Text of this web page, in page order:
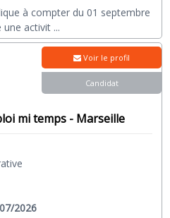
à compter du 01 septembre
une activit ...
mi temps - Marseille
2026
Voir le profil
Candidat